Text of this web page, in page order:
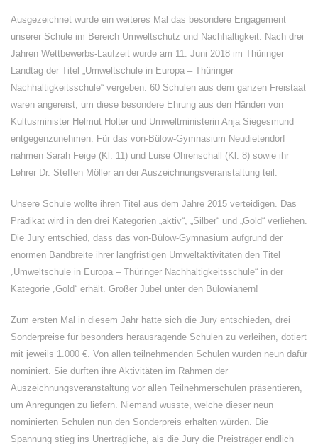
Ausgezeichnet wurde ein weiteres Mal das besondere Engagement
unserer Schule im Bereich Umweltschutz und Nachhaltigkeit. Nach drei
Jahren Wettbewerbs-Laufzeit wurde am 11. Juni 2018 im Thüringer
Landtag der Titel „Umweltschule in Europa – Thüringer
Nachhaltigkeitsschule“ vergeben. 60 Schulen aus dem ganzen Freistaat
waren angereist, um diese besondere Ehrung aus den Händen von
Kultusminister Helmut Holter und Umweltministerin Anja Siegesmund
entgegenzunehmen. Für das von-Bülow-Gymnasium Neudietendorf
nahmen Sarah Feige (Kl. 11) und Luise Ohrenschall (Kl. 8) sowie ihr
Lehrer Dr. Steffen Möller an der Auszeichnungsveranstaltung teil.
Unsere Schule wollte ihren Titel aus dem Jahre 2015 verteidigen. Das
Prädikat wird in den drei Kategorien „aktiv“, „Silber“ und „Gold“ verliehen.
Die Jury entschied, dass das von-Bülow-Gymnasium aufgrund der
enormen Bandbreite ihrer langfristigen Umweltaktivitäten den Titel
„Umweltschule in Europa – Thüringer Nachhaltigkeitsschule“ in der
Kategorie „Gold“ erhält. Großer Jubel unter den Bülowianern!
Zum ersten Mal in diesem Jahr hatte sich die Jury entschieden, drei
Sonderpreise für besonders herausragende Schulen zu verleihen, dotiert
mit jeweils 1.000 €. Von allen teilnehmenden Schulen wurden neun dafür
nominiert. Sie durften ihre Aktivitäten im Rahmen der
Auszeichnungsveranstaltung vor allen Teilnehmerschulen präsentieren,
um Anregungen zu liefern. Niemand wusste, welche dieser neun
nominierten Schulen nun den Sonderpreis erhalten würden. Die
Spannung stieg ins Unerträgliche, als die Jury die Preisträger endlich